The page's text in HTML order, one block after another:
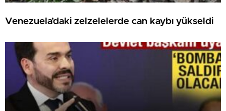
Venezuela’daki zelzelelerde can kaybı yükseldi